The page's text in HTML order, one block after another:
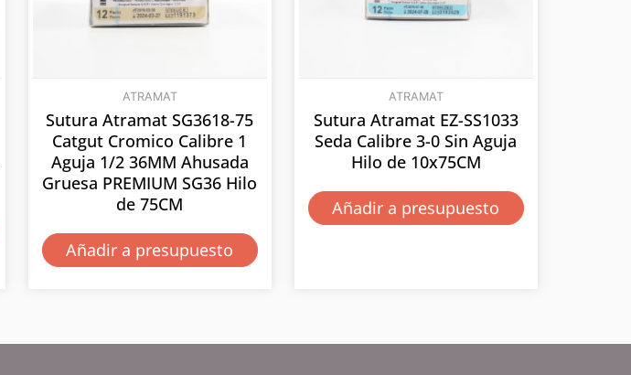
ATRAMAT
Sutura Atramat SG3618-75
Catgut Cromico Calibre 1
Aguja 1/2 36MM Ahusada
Gruesa PREMIUM SG36 Hilo
de 75CM
Añadir a presupuesto
ATRAMAT
Sutura Atramat EZ-SS1033
Seda Calibre 3-0 Sin Aguja
Hilo de 10x75CM
Añadir a presupuesto